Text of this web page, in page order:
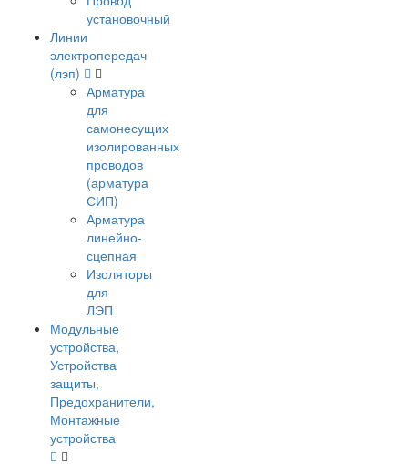
установочный
Линии
электропередач
(лэп)
Арматура
для
самонесущих
изолированных
проводов
(арматура
СИП)
Арматура
линейно-
сцепная
Изоляторы
для
ЛЭП
Модульные
устройства,
Устройства
защиты,
Предохранители,
Монтажные
устройства